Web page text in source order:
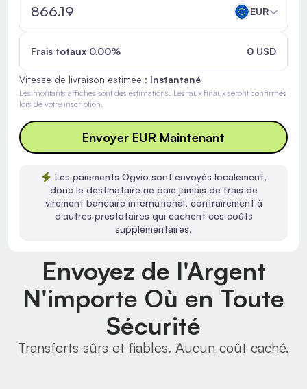
Envoyez de l'Argent
N'importe Où en Toute
Sécurité
Transferts sûrs et fiables. Aucun coût caché.
EUR
Frais totaux 0.00% 0 USD
Vitesse de livraison estimée : Instantané
Les montants affichés sont des estimations. Les taux finaux seront confirmés
lors de votre inscription.
Envoyer EUR Maintenant
Les paiements Ogvio sont envoyés localement,
donc le destinataire ne paie jamais de frais de
virement bancaire international, contrairement à
d'autres prestataires qui cachent ces coûts
supplémentaires.